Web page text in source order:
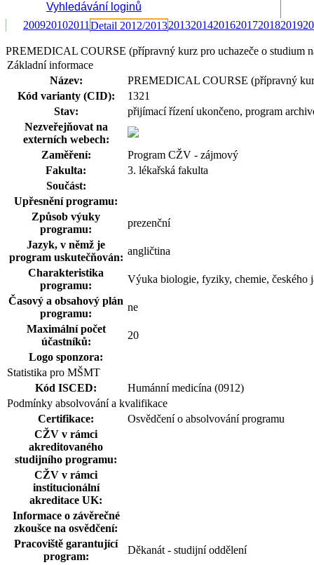
Vyhledávání loginů
200920102011 Detail 2012/2013201320142016201720182019
PREMEDICAL COURSE (přípravný kurz pro uchazeče o studium
Základní informace
Název:
PREMEDICAL COURSE (přípravný
Kód varianty (CID):
1321
Stav:
přijímací řízení ukončeno, program
Nezveřejňovat na
externích webech:
Zaměření:
Program CŽV - zájmový
Fakulta:
3. lékařská fakulta
Součást:
Upřesnění programu:
Způsob výuky
programu:
prezenční
Jazyk, v němž je
program uskutečňován:
angličtina
Charakteristika
programu:
Výuka biologie, fyziky, chemie, českého
Časový a obsahový plán
programu:
ne
Maximální počet
účastníků:
20
Logo sponzora:
Statistika pro MŠMT
Kód ISCED:
Humánní medicína (0912)
Podmínky absolvování a kvalifikace
Certifikace:
Osvědčení o absolvování programu
CŽV v rámci
akreditovaného
studijního programu:
CŽV v rámci
institucionální
akreditace UK:
Informace o závěrečné
zkoušce na osvědčení:
Pracoviště garantující
program:
Děkanát - studijní oddělení